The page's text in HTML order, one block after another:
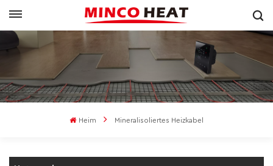
Heim Mineralisoliertes Heizkabel